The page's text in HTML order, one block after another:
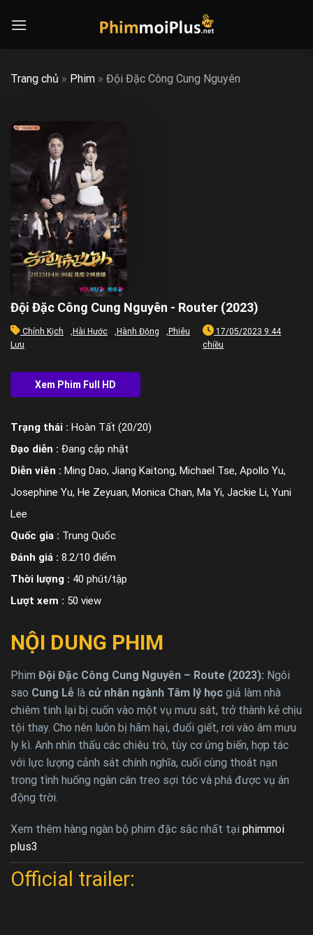
Trang chủ » Phim » Đội Đặc Công Cung Nguyên
Đội Đặc Công Cung Nguyên - Router (2023)
Chính Kịch , Hài Hước , Hành Động , Phiêu
Lưu
17/05/2023 9:44
chiều
Trạng thái : Hoàn Tất (20/20)
Đạo diễn : Đang cập nhật
Diễn viên : Ming Dao, Jiang Kaitong, Michael Tse, Apollo Yu,
Josephine Yu, He Zeyuan, Monica Chan, Ma Yi, Jackie Li, Yuni
Lee
Quốc gia : Trung Quốc
Đánh giá : 8.2/10 điểm
Thời lượng : 40 phút/tập
Lượt xem : 50 view
NỘI DUNG PHIM
Phim Đội Đặc Công Cung Nguyên – Route (2023): Ngôi
sao Cung Lễ là cử nhân ngành Tâm lý học giả làm nhà
chiêm tinh lại bị cuốn vào một vụ mưu sát, trở thành kẻ chịu
tội thay. Cho nên luôn bị hãm hại, đuổi giết, rơi vào âm mưu
ly kì. Anh nhìn thấu các chiêu trò, tùy cơ ứng biến, hợp tác
với lực lượng cảnh sát chính nghĩa, cuối cùng thoát nạn
trong tình huống ngàn cân treo sợi tóc và phá được vụ án
động trời.
Xem thêm hàng ngàn bộ phim đặc sắc nhất tại phimmoi
plus3
Official trailer: